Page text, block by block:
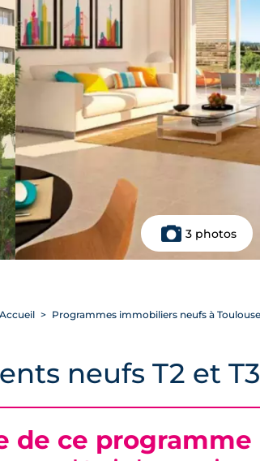
3 photos
Accueil Programmes immobiliers neufs à
neufs T2 et T3
de ce